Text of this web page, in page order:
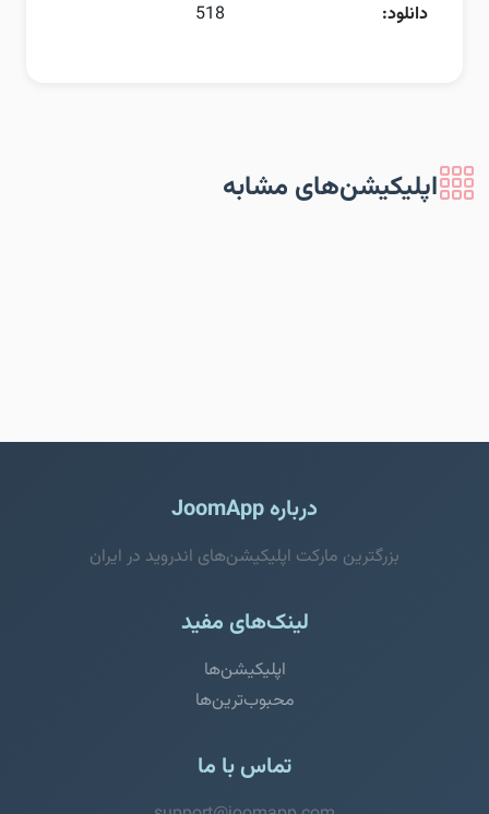
دانلود:
518
اپلیکیشن‌های مشابه
درباره JoomApp
بزرگترین مارکت اپلیکیشن‌های اندروید در ایران
لینک‌های مفید
اپلیکیشن‌ها
محبوب‌ترین‌ها
تماس با ما